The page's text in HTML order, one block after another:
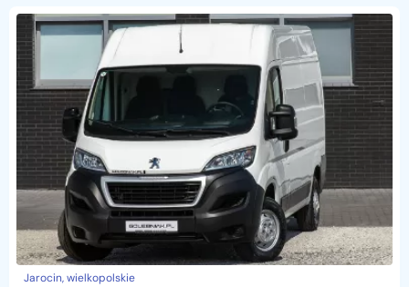
Jarocin, wielkopolskie